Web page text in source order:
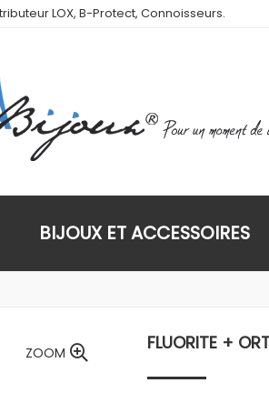
LOX, B-Protect, Connoisseurs.
BIJOUX ET ACCESSOIRES
ZOOM FLUORITE +